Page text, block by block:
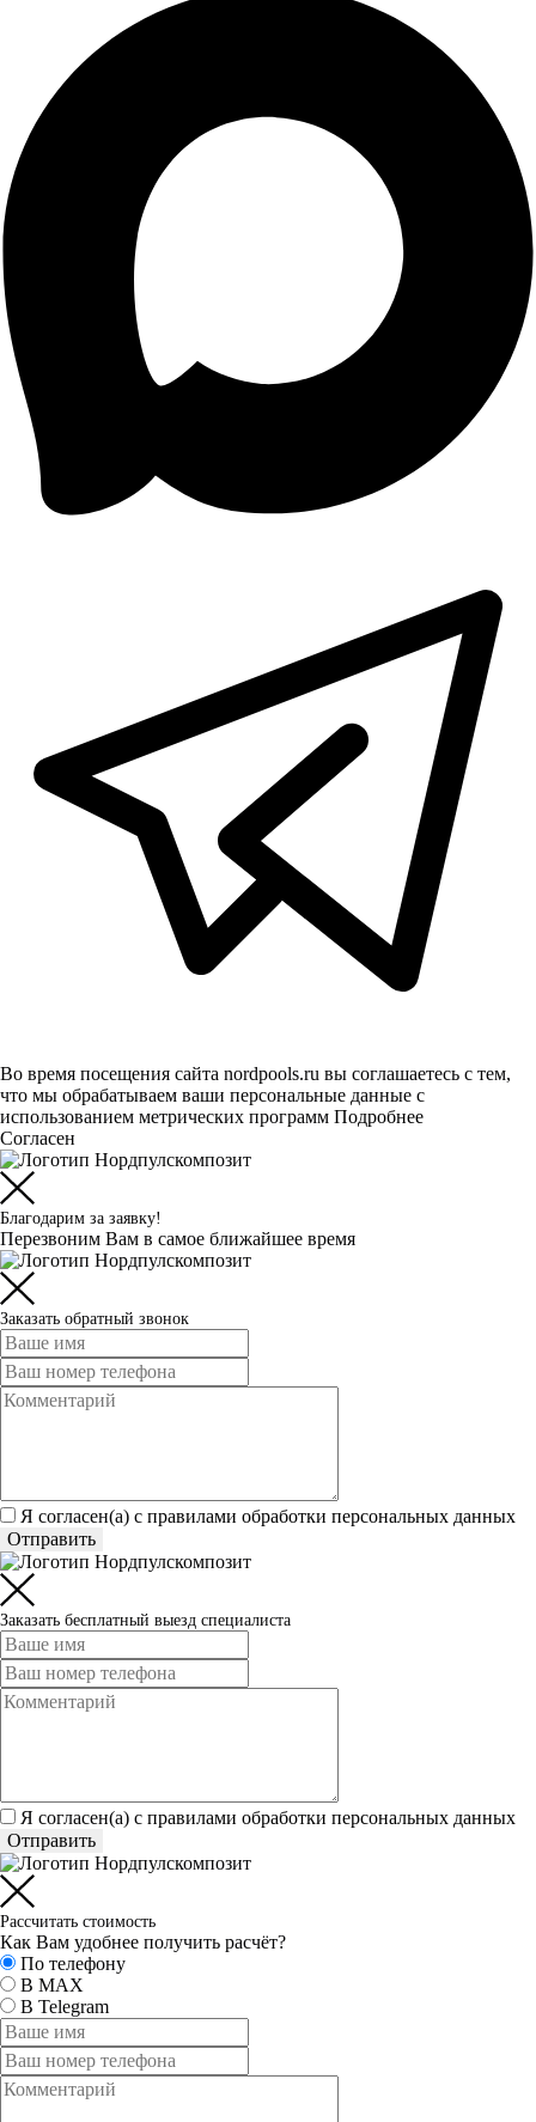
Во время посещения сайта nordpools.ru вы соглашаетесь с тем,
что мы обрабатываем ваши персональные данные с
использованием метрических программ Подробнее
Согласен
Благодарим за заявку!
Перезвоним Вам в самое ближайшее время
Заказать обратный звонок
Я согласен(а) c правилами обработки персональных данных
Отправить
Заказать бесплатный выезд специалиста
Я согласен(а) c правилами обработки персональных данных
Отправить
Рассчитать стоимость
Как Вам удобнее получить расчёт?
По телефону
В MAX
В Telegram